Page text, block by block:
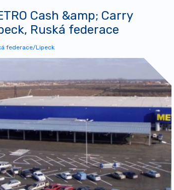
Cash &amp; Carry
Ruská federace
federace/Lipeck